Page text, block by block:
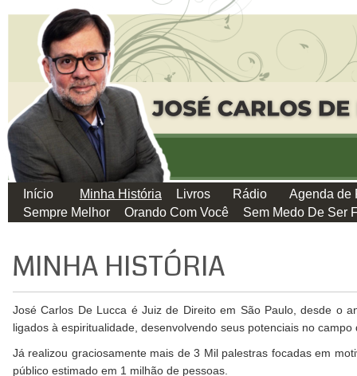
Início Minha História Livros Rádio
Agenda de
Sempre Melhor
Orando Com Você Sem Medo De Ser
MINHA HISTÓRIA
José Carlos De Lucca é Juiz de Direito em São Paulo, desde o
ligados à espiritualidade, desenvolvendo seus potenciais no
Já realizou graciosamente mais de 3 Mil palestras focadas em
público estimado em 1 milhão de pessoas.